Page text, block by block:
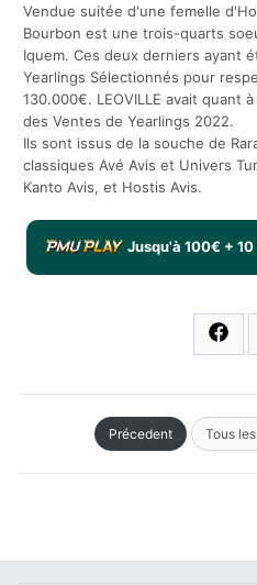
Vendue suitée d'une femelle
Bourbon est une trois-quarts
Iquem. Ces deux derniers ayant
Yearlings Sélectionnés pour
130.000€. LEOVILLE avait quant
des Ventes de Yearlings 2022.
Ils sont issus de la souche de
classiques Avé Avis et Univers
Kanto Avis, et Hostis Avis.
Jusqu'à 100€ +
Précedent Tous